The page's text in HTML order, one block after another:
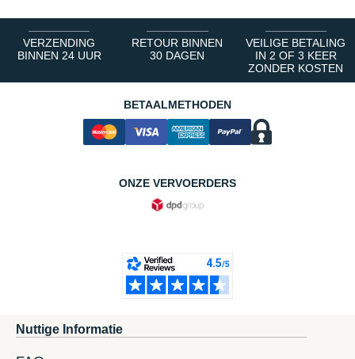
VERZENDING
BINNEN 24 UUR
RETOUR BINNEN
30 DAGEN
VEILIGE BETALING
IN 2 OF 3 KEER
ZONDER KOSTEN
BETAALMETHODEN
ONZE VERVOERDERS
Nuttige Informatie